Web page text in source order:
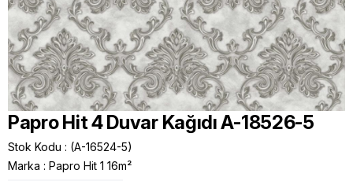
Papro Hit 4 Duvar Kağıdı A-18526-5
Stok Kodu
(A-16524-5)
Marka : Papro Hit 1 16m²